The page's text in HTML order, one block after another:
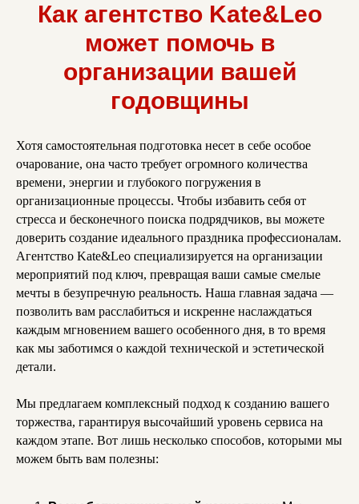
Как агентство Kate&Leo
может помочь в
организации вашей
годовщины
Хотя самостоятельная подготовка несет в себе особое
очарование, она часто требует огромного количества
времени, энергии и глубокого погружения в
организационные процессы. Чтобы избавить себя от
стресса и бесконечного поиска подрядчиков, вы можете
доверить создание идеального праздника профессионалам.
Агентство Kate&Leo специализируется на организации
мероприятий под ключ, превращая ваши самые смелые
мечты в безупречную реальность. Наша главная задача —
позволить вам расслабиться и искренне наслаждаться
каждым мгновением вашего особенного дня, в то время
как мы заботимся о каждой технической и эстетической
детали.
Мы предлагаем комплексный подход к созданию вашего
торжества, гарантируя высочайший уровень сервиса на
каждом этапе. Вот лишь несколько способов, которыми мы
можем быть вам полезны: